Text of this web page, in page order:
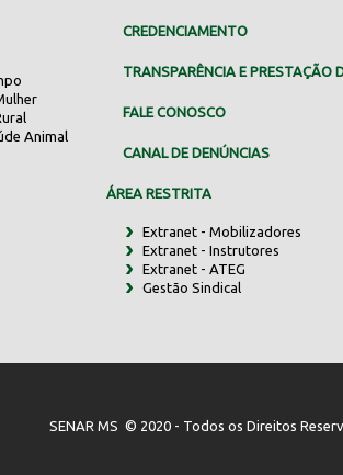
Animal
CREDENCIAMENTO
TRANSPARÊNCIA E PRESTAÇÃO
FALE CONOSCO
CANAL DE DENÚNCIAS
ÁREA RESTRITA
Extranet - Mobilizadores
Extranet - Instrutores
Extranet - ATEG
Gestão Sindical
SENAR MS © 2020 - Todos os Direitos